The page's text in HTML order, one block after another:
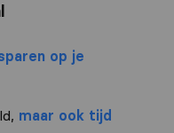
op je
maar ook tijd